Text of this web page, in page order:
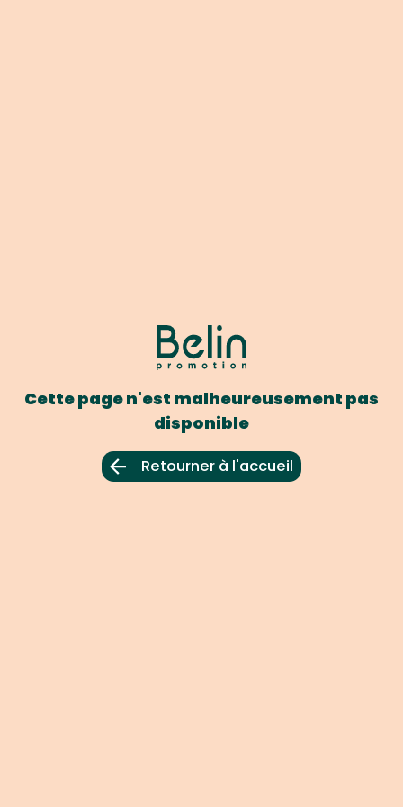
Cette page n'est malheureusement pas
disponible
Retourner à l'accueil